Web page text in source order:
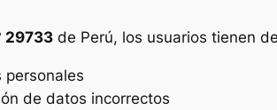
29733 de Perú, los usuarios tienen
personales
de datos incorrectos